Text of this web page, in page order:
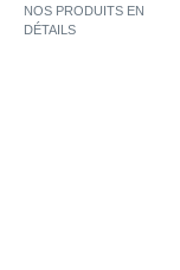
NOS PRODUITS EN
DÉTAILS